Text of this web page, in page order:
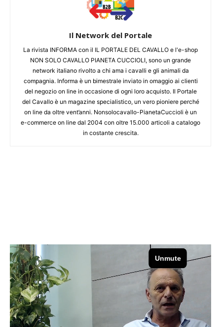
Il Network del Portale
La rivista INFORMA con il IL PORTALE DEL CAVALLO e l'e-shop
NON SOLO CAVALLO PIANETA CUCCIOLI, sono un grande
network italiano rivolto a chi ama i cavalli e gli animali da
compagnia. Informa è un bimestrale inviato in omaggio ai clienti
del negozio on line in occasione di ogni loro acquisto. Il Portale
del Cavallo è un magazine specialistico, un vero pioniere perché
on line da oltre vent’anni. Nonsolocavallo-PianetaCuccioli è un
e-commerce on line dal 2004 con oltre 15.000 articoli a catalogo
in costante crescita.